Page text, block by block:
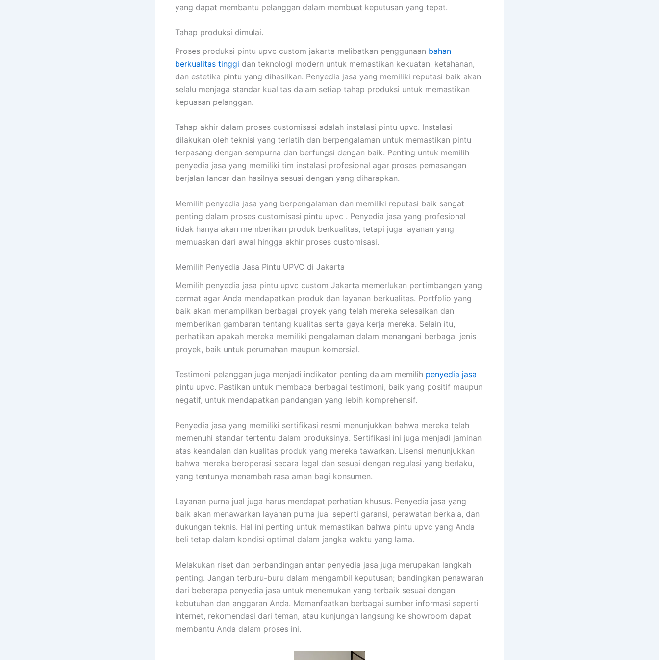
yang dapat membantu pelanggan dalam membuat keputusan yang tepat.
Tahap produksi dimulai.
Proses produksi pintu upvc custom jakarta melibatkan penggunaan bahan
berkualitas tinggi dan teknologi modern untuk memastikan kekuatan, ketahanan,
dan estetika pintu yang dihasilkan. Penyedia jasa yang memiliki reputasi baik akan
selalu menjaga standar kualitas dalam setiap tahap produksi untuk memastikan
kepuasan pelanggan.
Tahap akhir dalam proses customisasi adalah instalasi pintu upvc. Instalasi
dilakukan oleh teknisi yang terlatih dan berpengalaman untuk memastikan pintu
terpasang dengan sempurna dan berfungsi dengan baik. Penting untuk memilih
penyedia jasa yang memiliki tim instalasi profesional agar proses pemasangan
berjalan lancar dan hasilnya sesuai dengan yang diharapkan.
Memilih penyedia jasa yang berpengalaman dan memiliki reputasi baik sangat
penting dalam proses customisasi pintu upvc . Penyedia jasa yang profesional
tidak hanya akan memberikan produk berkualitas, tetapi juga layanan yang
memuaskan dari awal hingga akhir proses customisasi.
Memilih Penyedia Jasa Pintu UPVC di Jakarta
Memilih penyedia jasa pintu upvc custom Jakarta memerlukan pertimbangan yang
cermat agar Anda mendapatkan produk dan layanan berkualitas. Portfolio yang
baik akan menampilkan berbagai proyek yang telah mereka selesaikan dan
memberikan gambaran tentang kualitas serta gaya kerja mereka. Selain itu,
perhatikan apakah mereka memiliki pengalaman dalam menangani berbagai jenis
proyek, baik untuk perumahan maupun komersial.
Testimoni pelanggan juga menjadi indikator penting dalam memilih penyedia jasa
pintu upvc. Pastikan untuk membaca berbagai testimoni, baik yang positif maupun
negatif, untuk mendapatkan pandangan yang lebih komprehensif.
Penyedia jasa yang memiliki sertifikasi resmi menunjukkan bahwa mereka telah
memenuhi standar tertentu dalam produksinya. Sertifikasi ini juga menjadi jaminan
atas keandalan dan kualitas produk yang mereka tawarkan. Lisensi menunjukkan
bahwa mereka beroperasi secara legal dan sesuai dengan regulasi yang berlaku,
yang tentunya menambah rasa aman bagi konsumen.
Layanan purna jual juga harus mendapat perhatian khusus. Penyedia jasa yang
baik akan menawarkan layanan purna jual seperti garansi, perawatan berkala, dan
dukungan teknis. Hal ini penting untuk memastikan bahwa pintu upvc yang Anda
beli tetap dalam kondisi optimal dalam jangka waktu yang lama.
Melakukan riset dan perbandingan antar penyedia jasa juga merupakan langkah
penting. Jangan terburu-buru dalam mengambil keputusan; bandingkan penawaran
dari beberapa penyedia jasa untuk menemukan yang terbaik sesuai dengan
kebutuhan dan anggaran Anda. Memanfaatkan berbagai sumber informasi seperti
internet, rekomendasi dari teman, atau kunjungan langsung ke showroom dapat
membantu Anda dalam proses ini.